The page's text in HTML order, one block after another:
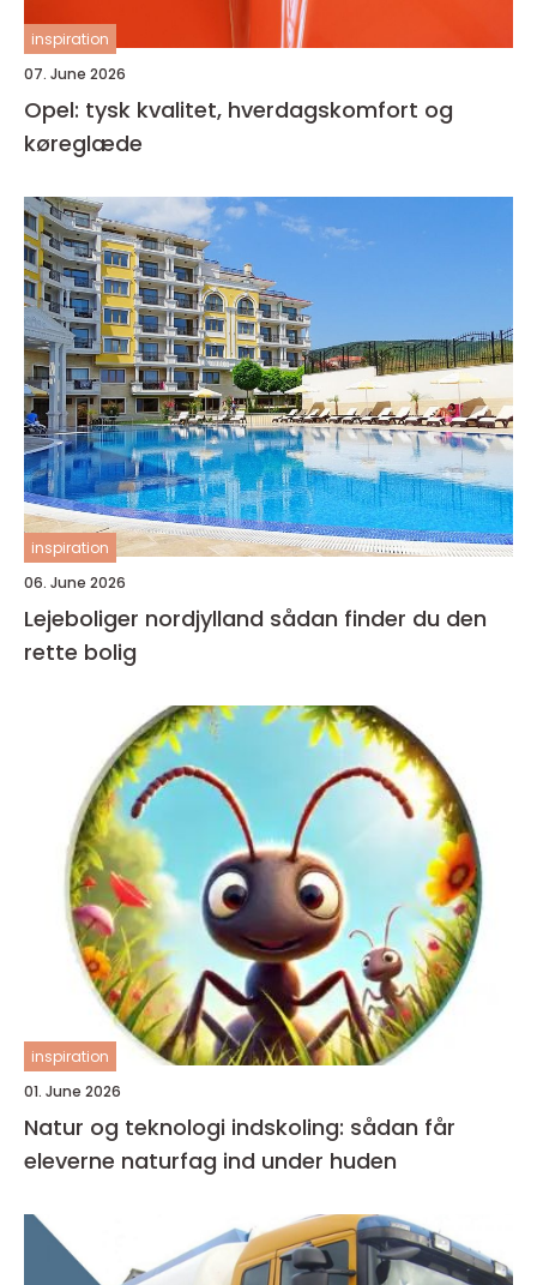
inspiration
07. June 2026
Opel: tysk kvalitet, hverdagskomfort og
køreglæde
inspiration
06. June 2026
Lejeboliger nordjylland sådan finder du den
rette bolig
inspiration
01. June 2026
Natur og teknologi indskoling: sådan får
eleverne naturfag ind under huden